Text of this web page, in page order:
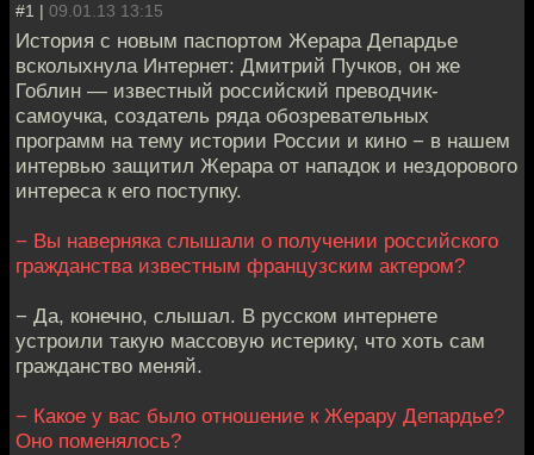
#1 | 09.01.13 13:15
История с новым паспортом Жерара Депардье
всколыхнула Интернет: Дмитрий Пучков, он же
Гоблин — известный российский преводчик-
самоучка, создатель ряда обозревательных
программ на тему истории России и кино − в нашем
интервью защитил Жерара от нападок и нездорового
интереса к его поступку.
− Вы наверняка слышали о получении российского
гражданства известным французским актером?
− Да, конечно, слышал. В русском интернете
устроили такую массовую истерику, что хоть сам
гражданство меняй.
− Какое у вас было отношение к Жерару Депардье?
Оно поменялось?